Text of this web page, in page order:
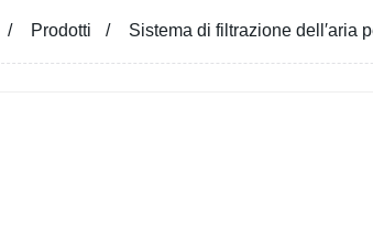
Prodotti Sistema di filtrazione dell′aria